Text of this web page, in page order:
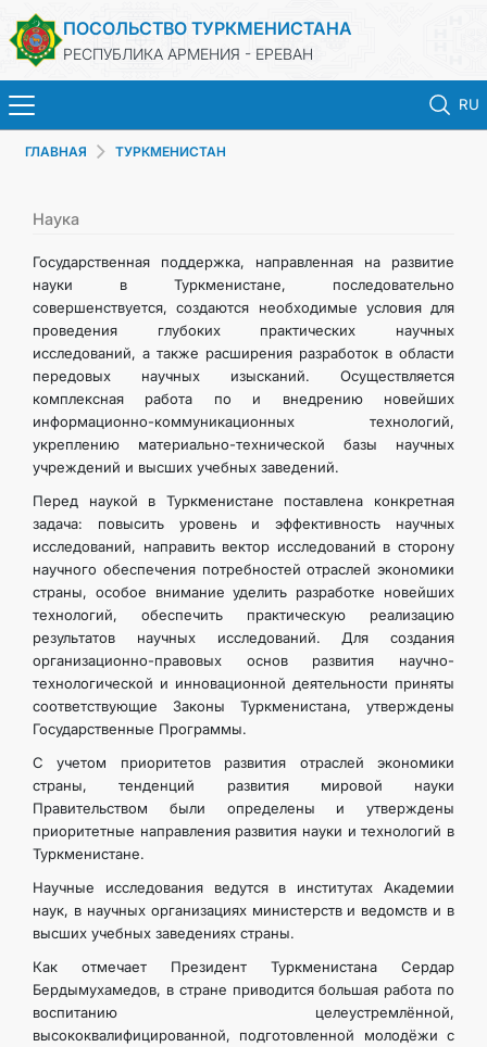
ПОСОЛЬСТВО ТУРКМЕНИСТАНА
РЕСПУБЛИКА АРМЕНИЯ - ЕРЕВАН
RU
ГЛАВНАЯ
ТУРКМЕНИСТАН
КОНСУЛЬСКИЕ УСЛУГИ
МИД
КОНТАКТНЫЕ ДАННЫЕ
ГЛАВНАЯ ТУРКМЕНИСТАН
Наука
Государственная поддержка, направленная на развитие
науки в Туркменистане, последовательно
совершенствуется, создаются необходимые условия для
проведения глубоких практических научных
исследований, а также расширения разработок в области
передовых научных изысканий. Осуществляется
комплексная работа по и внедрению новейших
информационно-коммуникационных технологий,
укреплению материально-технической базы научных
учреждений и высших учебных заведений.
Перед наукой в Туркменистане поставлена конкретная
задача: повысить уровень и эффективность научных
исследований, направить вектор исследований в сторону
научного обеспечения потребностей отраслей экономики
страны, особое внимание уделить разработке новейших
технологий, обеспечить практическую реализацию
результатов научных исследований. Для создания
организационно-правовых основ развития научно-
технологической и инновационной деятельности приняты
соответствующие Законы Туркменистана, утверждены
Государственные Программы.
С учетом приоритетов развития отраслей экономики
страны, тенденций развития мировой науки
Правительством были определены и утверждены
приоритетные направления развития науки и технологий в
Туркменистане.
Научные исследования ведутся в институтах Академии
наук, в научных организациях министерств и ведомств и в
высших учебных заведениях страны.
Как отмечает Президент Туркменистана Сердар
Бердымухамедов, в стране приводится большая работа по
воспитанию целеустремлённой,
высококвалифицированной, подготовленной молодёжи с